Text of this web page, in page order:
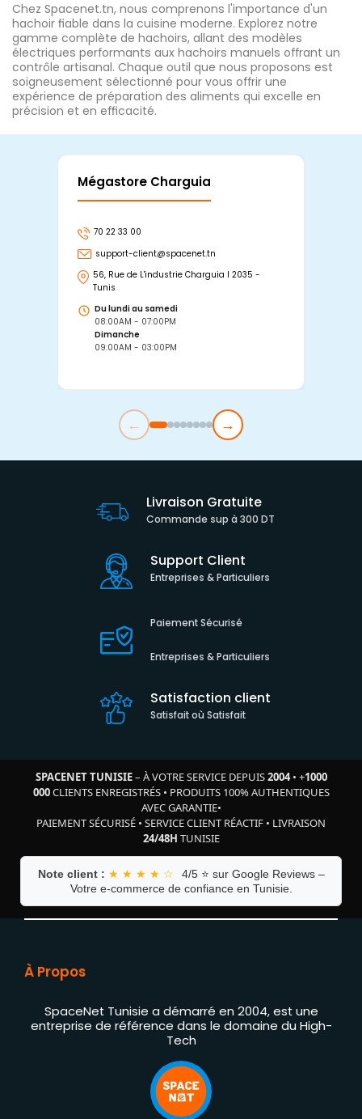
Chez Spacenet.tn, nous comprenons l'importance d'un
hachoir fiable dans la cuisine moderne. Explorez notre
gamme complète de hachoirs, allant des modèles
électriques performants aux hachoirs manuels offrant un
contrôle artisanal. Chaque outil que nous proposons est
soigneusement sélectionné pour vous offrir une
expérience de préparation des aliments qui excelle en
précision et en efficacité.
Mégastore Charguia
70 22 33 00
support-client@spacenet.tn
56, Rue de L'industrie Charguia I 2035 -
Tunis
Du lundi au samedi
08:00AM - 07:00PM
Dimanche
09:00AM - 03:00PM
← →
Livraison Gratuite
Commande sup à 300 DT
Support Client
Entreprises & Particuliers
Paiement Sécurisé
Entreprises & Particuliers
Satisfaction client
Satisfait où Satisfait
SPACENET TUNISIE– À VOTRE SERVICE DEPUIS2004• +1000
000CLIENTS ENREGISTRÉS• PRODUITS 100% AUTHENTIQUES
AVEC GARANTIE•
PAIEMENT SÉCURISÉ • SERVICE CLIENT RÉACTIF • LIVRAISON
24/48H TUNISIE
Note client : ★ ★ ★ ★ ☆
4/5 ⭐ sur Google Reviews –
Votre e-commerce de confiance en Tunisie.
À Propos
SpaceNet Tunisie a démarré en 2004, est une
entreprise de référence dans le domaine du High-
Tech